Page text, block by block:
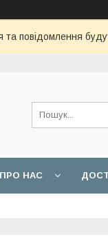
та повідомлення
ПРО НАС